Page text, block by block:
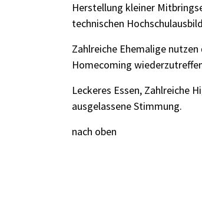
Herstellung kleiner
technischen
Zahlreiche Ehemalige
Homecoming
Leckeres Essen, Zahlreiche
ausgelassene Stimmung.
nach oben